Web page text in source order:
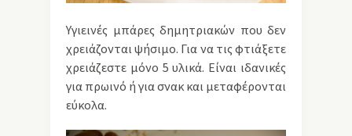
Υγιεινές μπάρες δημητριακών που δεν
χρειάζονται ψήσιμο. Για να τις φτιάξετε
χρειάζεστε μόνο 5 υλικά. Είναι ιδανικές
για πρωινό ή για σνακ και μεταφέρονται
εύκολα.